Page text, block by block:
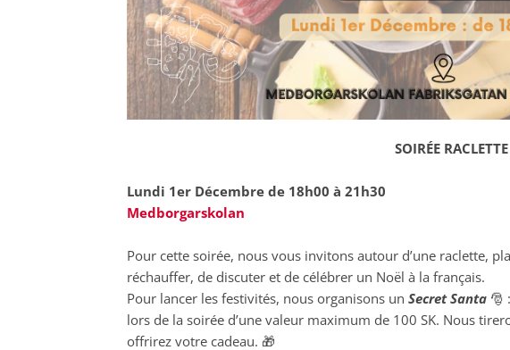
SOIRÉE RACLETTE
Lundi 1er Décembre de 18h00 à 21h30
Medborgarskolan
Pour cette soirée, nous vous invitons autour d’une raclette,
réchauffer, de discuter et de célébrer un Noël à la français.
Pour lancer les festivités, nous organisons un Secret Santa 🎅
lors de la soirée d’une valeur maximum de 100 SK. Nous
offrirez votre cadeau. 🎁